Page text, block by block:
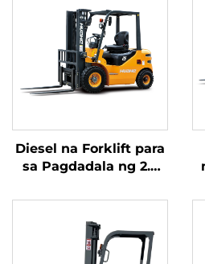
Diesel na Forklift para
sa Pagdadala ng 2.5
may Simpleng
Operasyon at Pagbaba
ng Karga hanggang 4
metro